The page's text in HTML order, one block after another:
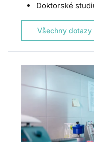
Doktorské
Všechny dotazy